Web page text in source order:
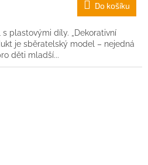
Do košíku
plastovými díly. „Dekorativní
je sběratelský model – nejedná
děti mladší...